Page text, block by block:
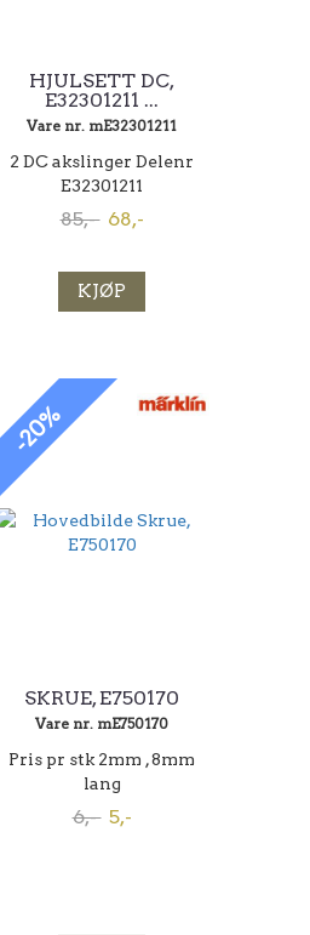
HJULSETT DC,
E32301211 ...
Vare nr. mE32301211
2 DC akslinger Delenr
E32301211
85,- 68,-
KJØP
-20%
SKRUE, E750170
Vare nr. mE750170
Pris pr stk 2mm , 8mm
lang
6,- 5,-